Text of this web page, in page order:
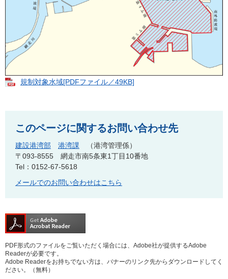
規制対象水域[PDFファイル／49KB]
このページに関するお問い合わせ先
建設港湾部 港湾課
港湾管理係
〒093-8555
網走市南5条東1丁目10番地
Tel：0152-67-5618
メールでのお問い合わせはこちら
PDF形式のファイルをご覧いただく場合には、Adobe社が提供するAdobe
Readerが必要です。
Adobe Readerをお持ちでない方は、バナーのリンク先からダウンロードしてく
ださい。（無料）